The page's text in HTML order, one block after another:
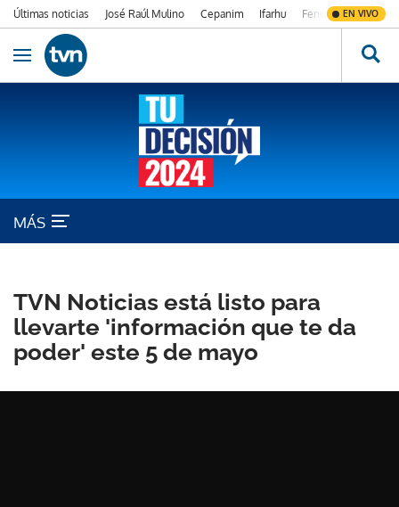
Últimas noticias José Raúl Mulino Cepanim Ifarhu Fenómeno de El
EN VIVO
Ir al contenido
Obrir navegació
MÁS
TVN Noticias está listo para
llevarte 'información que te da
poder' este 5 de mayo